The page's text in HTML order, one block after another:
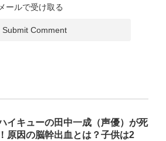
ールで受け取る
ハイキューの田中一成（声優）が死
原因の脳幹出血とは？子供は2